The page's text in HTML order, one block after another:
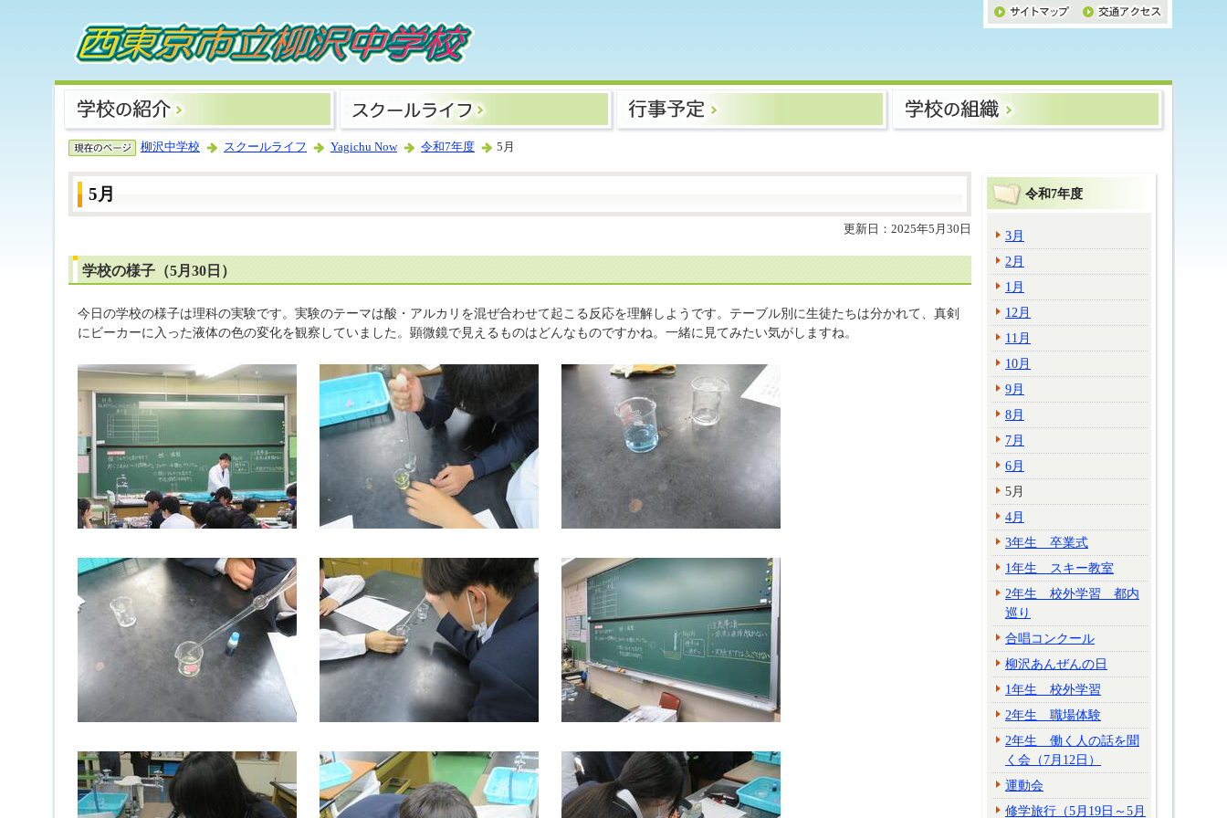
柳沢中学校 スクールライフ Yagichu Now 令和7年度 5月
5月
更新日：2025年5月30日
学校の様子（5月30日）
今日の学校の様子は理科の実験です。実験のテーマは酸・アルカリを混ぜ合わせて起こる反応を理解しようです。テーブル別に生徒たちは分かれて、真剣
にビーカーに入った液体の色の変化を観察していました。顕微鏡で見えるものはどんなものですかね。一緒に見てみたい気がしますね。
令和7年度
3月
2月
1月
12月
11月
10月
9月
8月
7月
6月
5月
4月
3年生 卒業式
1年生 スキー教室
2年生 校外学習 都内
巡り
合唱コンクール
柳沢あんぜんの日
1年生 校外学習
2年生 職場体験
2年生 働く人の話を聞
く会（7月12日）
運動会
修学旅行（5月19日～5月